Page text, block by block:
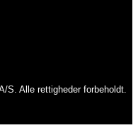
S. Alle rettigheder forbeholdt.